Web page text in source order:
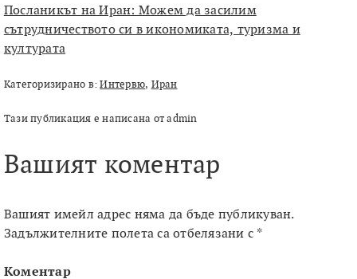
Посланикът на Иран: Можем да засилим
сътрудничеството си в икономиката, туризма и
културата
Категоризирано в:Интервю, Иран
Тази публикация е написана от admin
Вашият коментар
Вашият имейл адрес няма да бъде публикуван.
Задължителните полета са отбелязани с *
Коментар